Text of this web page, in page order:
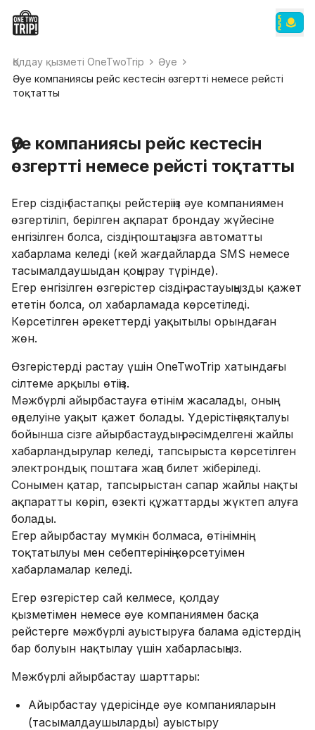
Қолдау қызметі OneTwoTrip
Әуе
Әуе компаниясы рейс кестесін өзгертті немесе рейсті
тоқтатты
Әуе компаниясы рейс кестесін
өзгертті немесе рейсті тоқтатты
Егер сіздің бастапқы рейстеріңіз әуе компаниямен
өзгертіліп, берілген ақпарат брондау жүйесіне
енгізілген болса, сіздің поштаңызға автоматты
хабарлама келеді (кей жағдайларда SMS немесе
тасымалдаушыдан қоңырау түрінде).
Егер енгізілген өзгерістер сіздің растауыңызды қажет
ететін болса, ол хабарламада көрсетіледі.
Көрсетілген әрекеттерді уақытылы орындаған
жөн.
Өзгерістерді растау үшін OneTwoTrip хатындағы
сілтеме арқылы өтіңіз.
Мәжбүрлі айырбастауға өтінім жасалады, оның
өңделуіне уақыт қажет болады. Үдерістің аяқталуы
бойынша сізге айырбастаудың рәсімделгені жайлы
хабарландырулар келеді, тапсырыста көрсетілген
электрондық поштаға жаңа билет жіберіледі.
Сонымен қатар, тапсырыстан сапар жайлы нақты
ақпаратты көріп, өзекті құжаттарды жүктеп алуға
болады.
Егер айырбастау мүмкін болмаса, өтінімнің
тоқтатылуы мен себептерінің көрсетуімен
хабарламалар келеді.
Егер өзгерістер сай келмесе, қолдау
қызметімен немесе әуе компаниямен басқа
рейстерге мәжбүрлі ауыстыруға балама әдістердің
бар болуын нақтылау үшін хабарласыңыз.
Мәжбүрлі айырбастау шарттары:
Айырбастау үдерісінде әуе компанияларын
(тасымалдаушыларды) ауыстыру